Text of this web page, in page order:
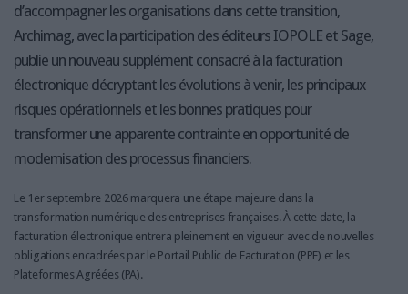
d’accompagner les organisations dans cette transition,
Archimag, avec la participation des éditeurs IOPOLE et Sage,
publie un nouveau supplément consacré à la facturation
électronique décryptant les évolutions à venir, les principaux
risques opérationnels et les bonnes pratiques pour
transformer une apparente contrainte en opportunité de
modernisation des processus financiers.
Le 1er septembre 2026 marquera une étape majeure dans la
transformation numérique des entreprises françaises. À cette date, la
facturation électronique entrera pleinement en vigueur avec de nouvelles
obligations encadrées par le Portail Public de Facturation (PPF) et les
Plateformes Agréées (PA).